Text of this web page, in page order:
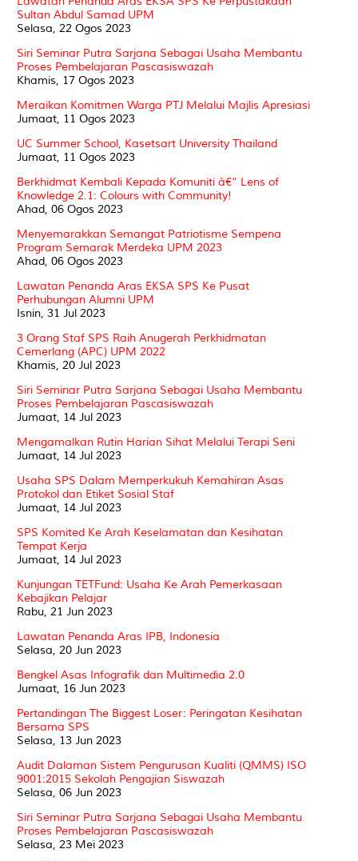
Sultan Abdul Samad UPM
Selasa, 22 Ogos 2023
Siri Seminar Putra Sarjana Sebagai Usaha Membantu
Proses Pembelajaran Pascasiswazah
Khamis, 17 Ogos 2023
Meraikan Komitmen Warga PTJ Melalui Majlis Apresiasi
Jumaat, 11 Ogos 2023
UC Summer School, Kasetsart University Thailand
Jumaat, 11 Ogos 2023
Berkhidmat Kembali Kepada Komuniti â€“ Lens of
Knowledge 2.1: Colours with Community!
Ahad, 06 Ogos 2023
Menyemarakkan Semangat Patriotisme Sempena
Program Semarak Merdeka UPM 2023
Ahad, 06 Ogos 2023
Lawatan Penanda Aras EKSA SPS Ke Pusat
Perhubungan Alumni UPM
Isnin, 31 Jul 2023
3 Orang Staf SPS Raih Anugerah Perkhidmatan
Cemerlang (APC) UPM 2022
Khamis, 20 Jul 2023
Siri Seminar Putra Sarjana Sebagai Usaha Membantu
Proses Pembelajaran Pascasiswazah
Jumaat, 14 Jul 2023
Mengamalkan Rutin Harian Sihat Melalui Terapi Seni
Jumaat, 14 Jul 2023
Usaha SPS Dalam Memperkukuh Kemahiran Asas
Protokol dan Etiket Sosial Staf
Jumaat, 14 Jul 2023
SPS Komited Ke Arah Keselamatan dan Kesihatan
Tempat Kerja
Jumaat, 14 Jul 2023
Kunjungan TETFund: Usaha Ke Arah Pemerkasaan
Kebajikan Pelajar
Rabu, 21 Jun 2023
Lawatan Penanda Aras IPB, Indonesia
Selasa, 20 Jun 2023
Bengkel Asas Infografik dan Multimedia 2.0
Jumaat, 16 Jun 2023
Pertandingan The Biggest Loser: Peringatan Kesihatan
Bersama SPS
Selasa, 13 Jun 2023
Audit Dalaman Sistem Pengurusan Kualiti (QMMS) ISO
9001:2015 Sekolah Pengajian Siswazah
Selasa, 06 Jun 2023
Siri Seminar Putra Sarjana Sebagai Usaha Membantu
Proses Pembelajaran Pascasiswazah
Selasa, 23 Mei 2023